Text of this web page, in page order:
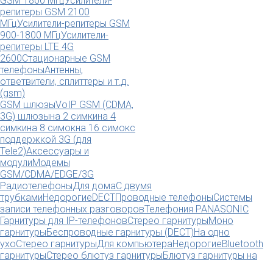
репитеры GSM 2100
МГцУсилители-репитеры GSM
900-1800 МГцУсилители-
репитеры LTE 4G
2600Стационарные GSM
телефоныАнтенны,
ответвители, сплиттеры и т.д.
(gsm)
GSM шлюзыVoIP GSM (CDMA,
3G) шлюзына 2 симкина 4
симкина 8 симокна 16 симокс
поддержкой 3G (для
Tele2)Аксессуары и
модулиМодемы
GSM/CDMA/EDGE/3G
РадиотелефоныДля домаС двумя
трубкамиНедорогиеDECTПроводные телефоныСистемы
записи телефонных разговоровТелефония PANASONIC
Гарнитуры для IP-телефоновСтерео гарнитурыМоно
гарнитурыБеспроводные гарнитуры (DECT)На одно
ухоСтерео гарнитурыДля компьютераНедорогиеBluetooth
гарнитурыСтерео блютуз гарнитурыБлютуз гарнитуры на